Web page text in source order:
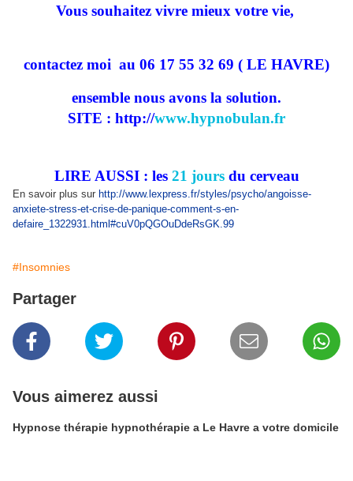
Vous souhaitez vivre mieux votre vie,
contactez moi au 06 17 55 32 69 ( LE HAVRE)
ensemble nous avons la solution.
SITE : http://www.hypnobulan.fr
LIRE AUSSI : les 21 joursdu cerveau
En savoir plus sur http://www.lexpress.fr/styles/psycho/angoisse-
anxiete-stress-et-crise-de-panique-comment-s-en-
defaire_1322931.html#cuV0pQGOuDdeRsGK.99
#Insomnies
Partager
Vous aimerez aussi
Hypnose thérapie hypnothérapie a Le Havre a votre domicile